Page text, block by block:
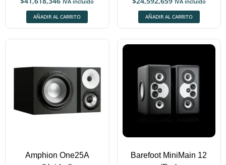
AÑADIR AL CARRITO AÑADIR AL CARRITO
Amphion One25A
Barefoot MiniMain 12